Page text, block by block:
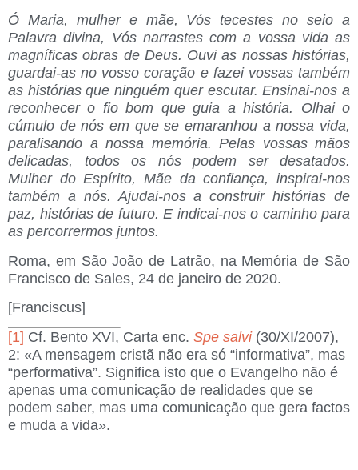
Ó Maria, mulher e mãe, Vós tecestes no seio a
Palavra divina, Vós narrastes com a vossa vida as
magníficas obras de Deus. Ouvi as nossas histórias,
guardai-as no vosso coração e fazei vossas também
as histórias que ninguém quer escutar. Ensinai-nos a
reconhecer o fio bom que guia a história. Olhai o
cúmulo de nós em que se emaranhou a nossa vida,
paralisando a nossa memória. Pelas vossas mãos
delicadas, todos os nós podem ser desatados.
Mulher do Espírito, Mãe da confiança, inspirai-nos
também a nós. Ajudai-nos a construir histórias de
paz, histórias de futuro. E indicai-nos o caminho para
as percorrermos juntos.
Roma, em São João de Latrão, na Memória de São
Francisco de Sales, 24 de janeiro de 2020.
[Franciscus]
[1] Cf. Bento XVI, Carta enc. Spe salvi(30/XI/2007),
2: «A mensagem cristã não era só “informativa”, mas
“performativa”. Significa isto que o Evangelho não é
apenas uma comunicação de realidades que se
podem saber, mas uma comunicação que gera factos
e muda a vida».